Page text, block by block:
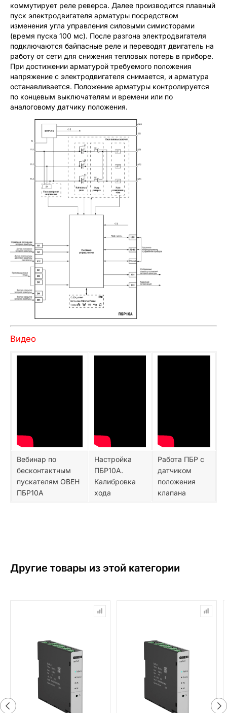
коммутирует реле реверса. Далее производится плавный
пуск электродвигателя арматуры посредством
изменения угла управления силовыми симисторами
(время пуска 100 мс). После разгона электродвигателя
подключаются байпасные реле и переводят двигатель на
работу от сети для снижения тепловых потерь в приборе.
При достижении арматурой требуемого положения
напряжение с электродвигателя снимается, и арматура
останавливается. Положение арматуры контролируется
по концевым выключателям и времени или по
аналоговому датчику положения.
Видео
Вебинар по
бесконтактным
пускателям ОВЕН
ПБР10А
Настройка
ПБР10А.
Калибровка
хода
Работа ПБР с
датчиком
положения
клапана
Другие товары из этой категории